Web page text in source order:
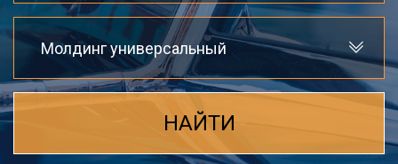
Молдинг универсальный
НАЙТИ